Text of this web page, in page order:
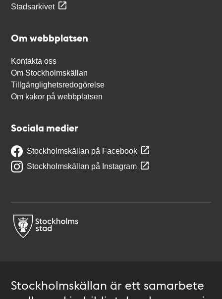
Stadsarkivet
Om webbplatsen
Kontakta oss
Om Stockholmskällan
Tillgänglighetsredogörelse
Om kakor på webbplatsen
Sociala medier
Stockholmskällan på Facebook
Stockholmskällan på Instagram
Stockholmskällan är ett samarbete